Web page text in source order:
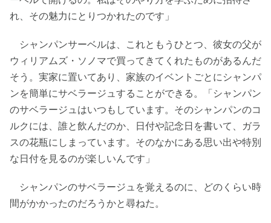
れ、その魅力にとりつかれたのです」
シャンパンサーベルは、これともうひとつ、彼女の父が
ウィリアムズ・ソノマで買ってきてくれたものがあるんだ
そう。実家に置いてあり、家族のイベントごとにシャンパ
ンを簡単にサベラージュすることができる。「シャンパン
のサベラージュはいつもしています。そのシャンパンのコ
ルクには、誰と飲んだのか、日付や記念日を書いて、ガラ
スの花瓶にしまっています。そのなかにある思い出や特別
な日付を見るのが楽しいんです」
シャンパンのサベラージュを覚えるのに、どのくらい時
間がかかったのだろうかと尋ねた。